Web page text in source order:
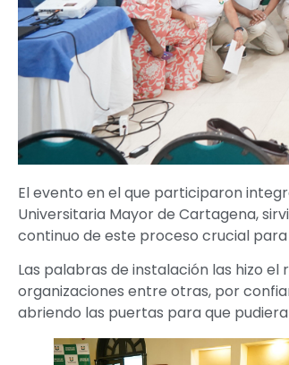
El evento en el que participaron
Universitaria Mayor de Cartagena,
continuo de este proceso crucial
Las palabras de instalación las hizo
organizaciones entre otras, por
abriendo las puertas para que